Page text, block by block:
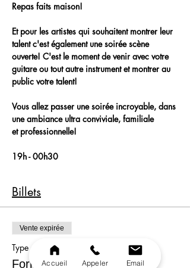
Repas faits maison!
Et pour les artistes qui souhaitent montrer leur
talent c'est également une soirée scène
ouverte! C'est le moment de venir avec votre
guitare ou tout autre instrument et montrer au
public votre talent!
Vous allez passer une soirée incroyable, dans
une ambiance ultra conviviale, familiale
et professionnelle!
19h - 00h30
Billets
Vente expirée
Type de billet
FormuleAccueil Appeler Email